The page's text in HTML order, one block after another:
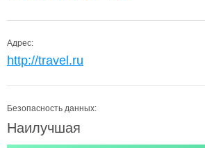
Адрес:
http://travel.ru
Безопасность данных:
Наилучшая